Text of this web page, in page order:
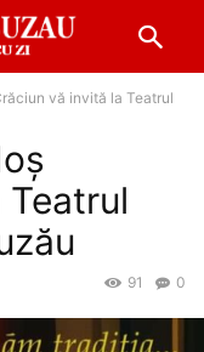
vă invită la Teatrul
0
91